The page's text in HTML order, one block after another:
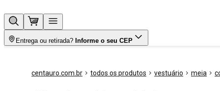
Entrega ou retirada? Informe o seu CEP
centauro.com.br todos os produtos vestuário meia